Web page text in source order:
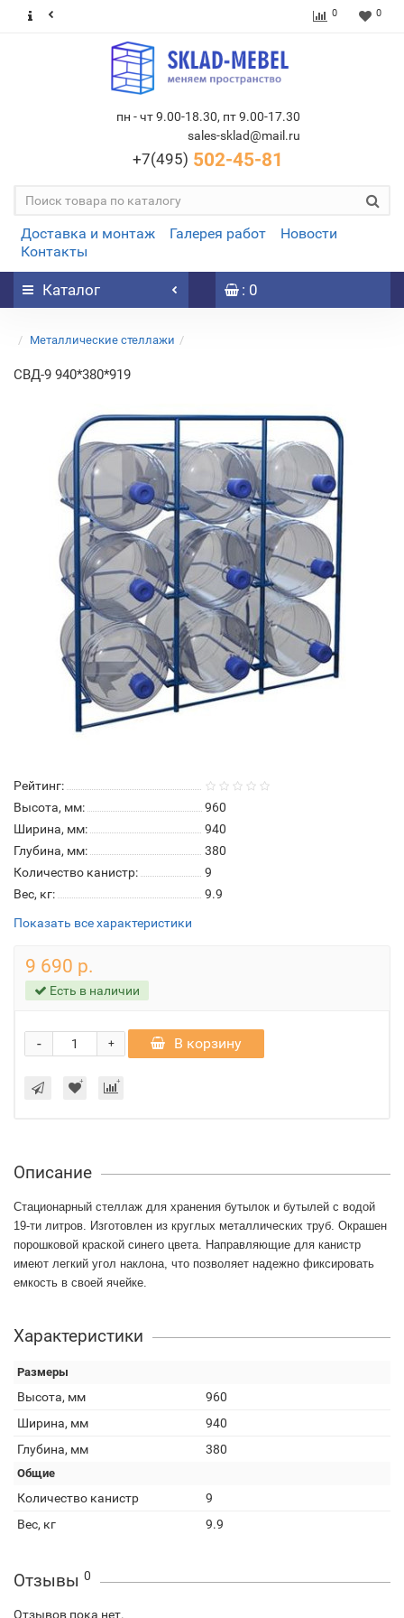
0 0
пн - чт 9.00-18.30, пт 9.00-17.30
sales-sklad@mail.ru
+7(495) 502-45-81
Доставка и монтаж Галерея работ
Новости
Контакты
Каталог : 0
Металлические стеллажи
СВД-9 940*380*919
Рейтинг:
Высота, мм:
960
Ширина, мм:
940
Глубина, мм:
380
Количество канистр:
9
Вес, кг:
9.9
Показать все характеристики
9 690 р.
Есть в наличии
+
- В корзину
Описание
Стационарный стеллаж для хранения бутылок и бутылей с водой
19-ти литров. Изготовлен из круглых металлических труб. Окрашен
порошковой краской синего цвета. Направляющие для канистр
имеют легкий угол наклона, что позволяет надежно фиксировать
емкость в своей ячейке.
Характеристики
Размеры
Высота, мм
960
Ширина, мм
940
Глубина, мм
380
Общие
Количество канистр
9
Вес, кг
9.9
Отзывы 0
Отзывов пока нет.